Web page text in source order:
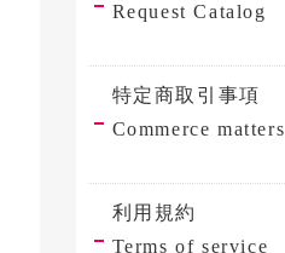
Request Catalog
特定商取引事項
Commerce matters
利用規約
Terms of service